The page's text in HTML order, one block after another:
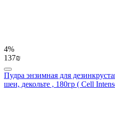
4%
137₪
Пудра энзимная для
шеи, декольте , 180гр ( Cell